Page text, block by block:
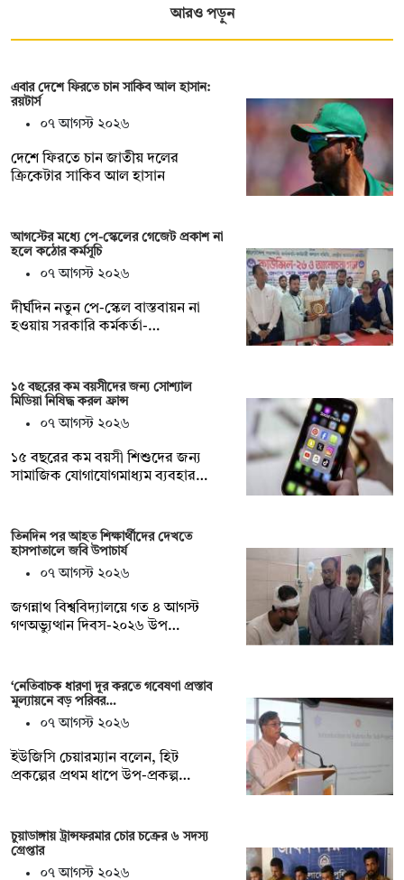
আরও পড়ুন
এবার দেশে ফিরতে চান সাকিব আল হাসান:
রয়টার্স
০৭ আগস্ট ২০২৬
দেশে ফিরতে চান জাতীয় দলের
ক্রিকেটার সাকিব আল হাসান
আগস্টের মধ্যে পে-স্কেলের গেজেট প্রকাশ না
হলে কঠোর কর্মসূচি
০৭ আগস্ট ২০২৬
দীর্ঘদিন নতুন পে-স্কেল বাস্তবায়ন না
হওয়ায় সরকারি কর্মকর্তা-…
১৫ বছরের কম বয়সীদের জন্য সোশ্যাল
মিডিয়া নিষিদ্ধ করল ফ্রান্স
০৭ আগস্ট ২০২৬
১৫ বছরের কম বয়সী শিশুদের জন্য
সামাজিক যোগাযোগমাধ্যম ব্যবহার…
তিনদিন পর আহত শিক্ষার্থীদের দেখতে
হাসপাতালে জবি উপাচার্য
০৭ আগস্ট ২০২৬
জগন্নাথ বিশ্ববিদ্যালয়ে গত ৪ আগস্ট
গণঅভ্যুত্থান দিবস-২০২৬ উপ…
‘নেতিবাচক ধারণা দূর করতে গবেষণা প্রস্তাব
মূল্যায়নে বড় পরিবর…
০৭ আগস্ট ২০২৬
ইউজিসি চেয়ারম্যান বলেন, হিট
প্রকল্পের প্রথম ধাপে উপ-প্রকল্প…
চুয়াডাঙ্গায় ট্রান্সফরমার চোর চক্রের ৬ সদস্য
গ্রেপ্তার
০৭ আগস্ট ২০২৬